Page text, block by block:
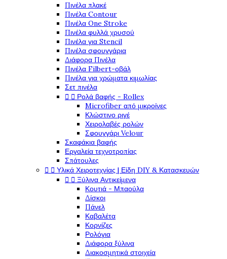
Πινέλα πλακέ
Πινέλα Contour
Πινέλα One Stroke
Πινέλα φυλλά χρυσού
Πινέλα για Stencil
Πινέλα σφουγγάρια
Διάφορα Πινέλα
Πινέλα Filbert-οβάλ
Πινέλα για χρώματα κιμωλίας
Σετ πινέλα
  Ρολά βαφής - Rollex
Microfiber από μικροίνες
Κλώστινο ριγέ
Χειρολαβές ρολών
Σφουγγάρι Velour
Σκαφάκια βαφής
Εργαλεία τεχνοτροπίας
Σπάτουλες
  Υλικά Χειροτεχνίας | Είδη DIY & Κατασκευών
  Ξύλινα Αντικείμενα
Κουτιά - Μπαούλα
Δίσκοι
Πάνελ
Καβαλέτα
Κορνίζες
Ρολόγια
Διάφορα ξύλινα
Διακοσμητικά στοιχεία